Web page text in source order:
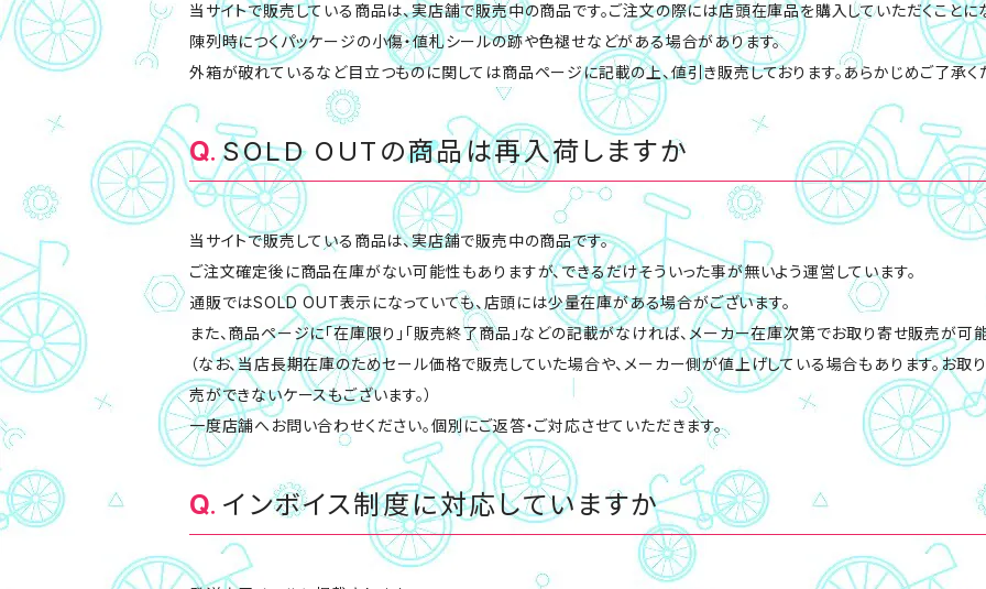
当サイトで販売している商品は、実店舗で販売中の商品です。ご注文の際には店頭在庫品を購入していただくことに
陳列時につくパッケージの小傷・値札シールの跡や色褪せなどがある場合があります。
外箱が破れているなど目立つものに関しては商品ページに記載の上、値引き販売しております。あらかじめご了承く
SOLD OUTの商品は再入荷しますか
当サイトで販売している商品は、実店舗で販売中の商品です。
ご注文確定後に商品在庫がない可能性もありますが、できるだけそういった事が無いよう運営しています。
通販ではSOLD OUT表示になっていても、店頭には少量在庫がある場合がございます。
また、商品ページに「在庫限り」「販売終了商品」などの記載がなければ、メーカー在庫次第でお取り寄せ販売が可能
（なお、当店長期在庫のためセール価格で販売していた場合や、メーカー側が値上げしている場合もあります。お
売ができないケースもございます。）
一度店舗へお問い合わせください。個別にご返答・ご対応させていただきます。
インボイス制度に対応していますか